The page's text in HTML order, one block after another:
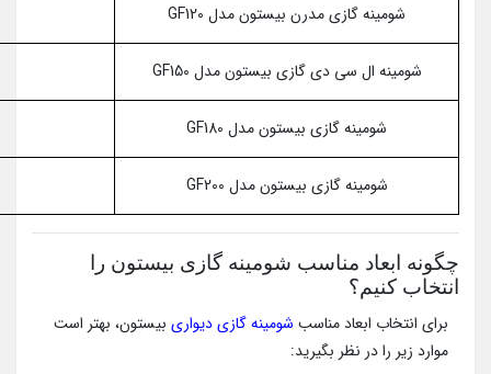
شومینه گازی مدرن بیستون مدل GF120
شومینه ال سی دی گازی بیستون مدل GF150
شومینه گازی بیستون مدل GF180
شومینه گازی بیستون مدل GF200
چگونه ابعاد مناسب شومینه گازی بیستون را
انتخاب کنیم؟
برای انتخاب ابعاد مناسب شومینه گازی دیواری بیستون، بهتر است
موارد زیر را در نظر بگیرید: